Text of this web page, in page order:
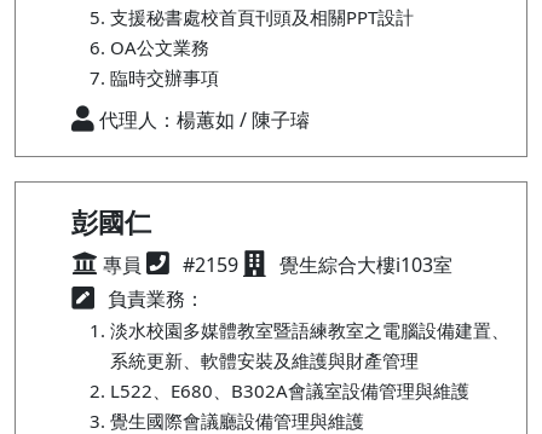
支援秘書處校首頁刊頭及相關PPT設計
OA公文業務
臨時交辦事項
代理人：楊蕙如 / 陳子璿
彭國仁
專員 #2159
覺生綜合大樓i103室
負責業務：
淡水校園多媒體教室暨語練教室之電腦設備建置、
系統更新、軟體安裝及維護與財產管理
L522、E680、B302A會議室設備管理與維護
覺生國際會議廳設備管理與維護